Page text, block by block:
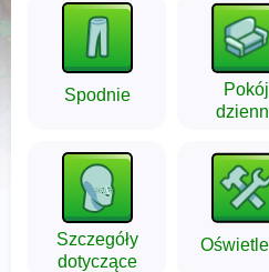
Spodnie
Pokój
Szczegóły
dotyczące